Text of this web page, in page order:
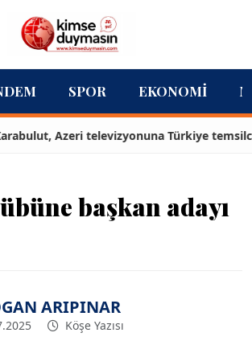
SPOR EKONOMI
Azeri televizyonuna Türkiye temsilcisi
başkan adayı
ARIPINAR
Köşe Yazısı